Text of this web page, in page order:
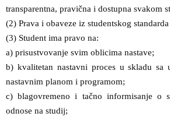
transparentna, pravična i dostupna svakom
(2) Prava i obaveze iz studentskog
(3) Student ima pravo na:
a) prisustvovanje svim oblicima nastave;
b) kvalitetan nastavni proces u skladu sa
nastavnim planom i programom;
c) blagovremeno i tačno informisanje o
odnose na studij;